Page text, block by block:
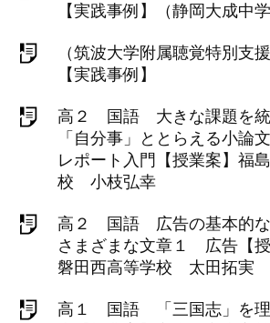
【実践事例】（静岡大成中
（筑波大学附属聴覚特別支
【実践事例】
高２ 国語 大きな課題を統
「自分事」ととらえる小論
レポート入門【授業案】福
校 小枝弘幸
高２ 国語 広告の基本的
さまざまな文章１ 広告【
磐田西高等学校 太田拓実
高１ 国語 「三国志」を